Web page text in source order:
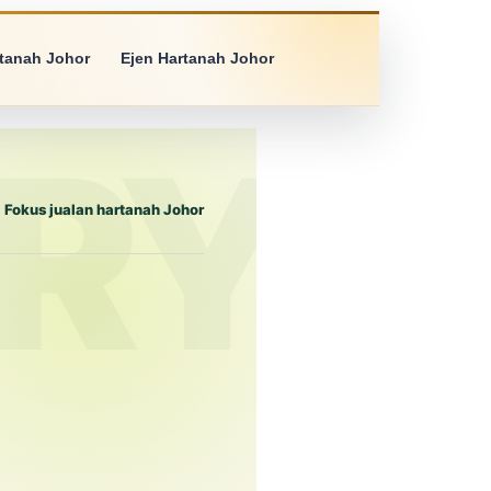
Johor Ejen Hartanah Johor
Fokus jualan hartanah Johor